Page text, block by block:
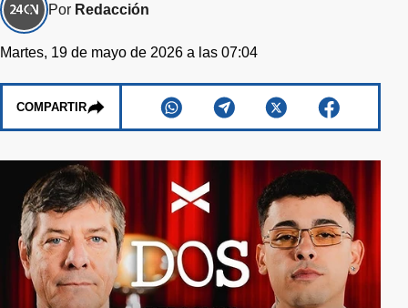
Por Redacción
Martes, 19 de mayo de 2026 a las 07:04
COMPARTIR